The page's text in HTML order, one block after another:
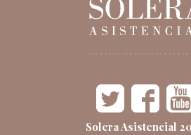
Solera Asistencial